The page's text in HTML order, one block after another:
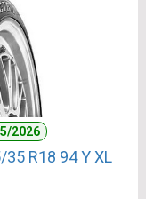
2026
35 R18 94 Y XL